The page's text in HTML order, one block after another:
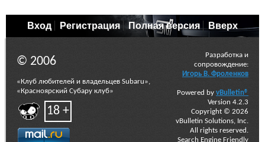
Вход Регистрация Полная версия Вверх
© 2006
«Клуб любителей и владельцев Subaru»,
«Красноярский Субару клуб»
18 +
Разработка и
сопровождение:
Игорь В. Фроленков
Powered by vBulletin®
Version 4.2.3
Copyright © 2026
vBulletin Solutions, Inc.
All rights reserved.
Search Engine Friendly